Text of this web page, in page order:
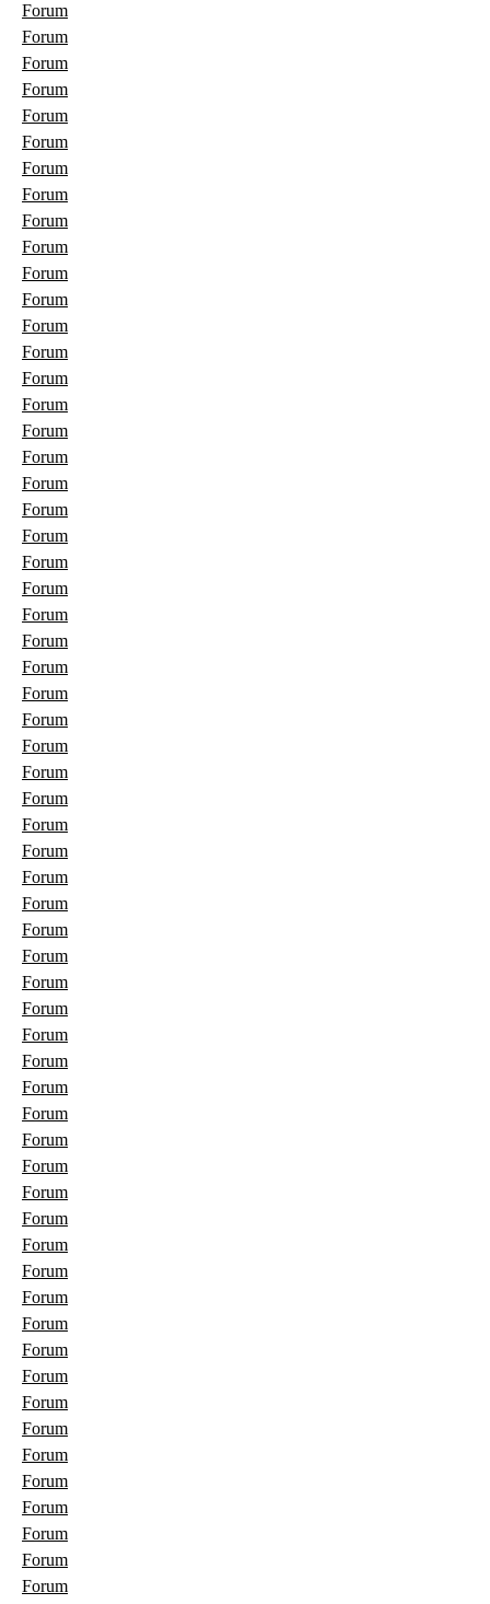
Forum
Forum
Forum
Forum
Forum
Forum
Forum
Forum
Forum
Forum
Forum
Forum
Forum
Forum
Forum
Forum
Forum
Forum
Forum
Forum
Forum
Forum
Forum
Forum
Forum
Forum
Forum
Forum
Forum
Forum
Forum
Forum
Forum
Forum
Forum
Forum
Forum
Forum
Forum
Forum
Forum
Forum
Forum
Forum
Forum
Forum
Forum
Forum
Forum
Forum
Forum
Forum
Forum
Forum
Forum
Forum
Forum
Forum
Forum
Forum
Forum